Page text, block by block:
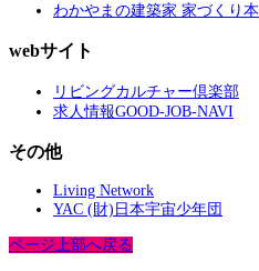
わかやまの建築家 家づくり本
webサイト
リビングカルチャー倶楽部
求人情報GOOD-JOB-NAVI
その他
Living Network
YAC (財)日本宇宙少年団
ページ上部へ戻る